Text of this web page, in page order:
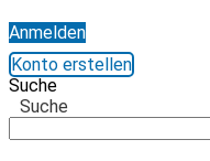
Anmelden
Konto erstellen
Suche
Suche